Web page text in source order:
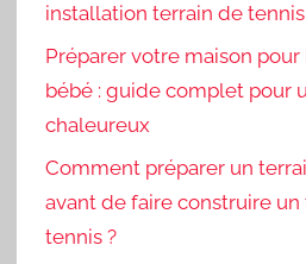
installation terrain de tennis
Préparer votre maison pour
bébé : guide complet pour
chaleureux
Comment préparer un
avant de faire construire
tennis ?